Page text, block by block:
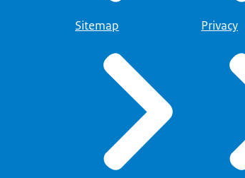
Sitemap Privacy